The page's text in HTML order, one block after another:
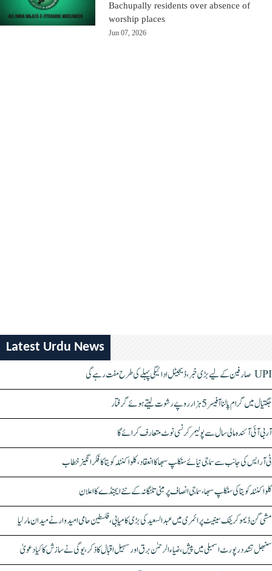
Bachupally residents over absence of
worship places
Jun 07, 2026
Latest Urdu News
UPI صارفین کے لیے بڑی خبر، ڈیجیٹل ادائیگی پہلے کی طرح مفت رہے گی
جگتیال میں گرام پالنا آفیسر 5 ہزار روپے رشوت لیتے ہوئے گرفتار
آر بی آئی آئندہ مالی سال سے پولیمر کرنسی نوٹ متعارف کرائے گا
ٹی آر ایس کی جانب سے سماجی نیائے سنکلپ سبھا کا انعقاد، کلواکنٹلہ کویتا کا فکر انگیز خطاب
کلواکنٹلہ کویتا کی سنکلپ سبھا، سماجی انصاف پر مبنی تلنگانہ کے نئے ایجنڈے کا اعلان
مشی گن ڈیموکریٹک سینیٹ پرائمری میں عبدالسعید کی بڑی کامیابی، فلسطین حامی امیدوار نے میدان مار لیا
سنبھل تشدد رپورٹ اسمبلی میں پیش، ضیاء الرحمٰن برق اور سہیل اقبال کا ذکر، یوگی نے سازش کا کیا دعویٰ